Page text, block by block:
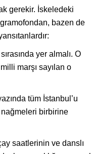
gerekir. İskeledeki
gramofondan, bazen de
yer almalı. O
marşı sayılan o
tüm İstanbul’u
nağmeleri birbirine
saatlerinin ve danslı